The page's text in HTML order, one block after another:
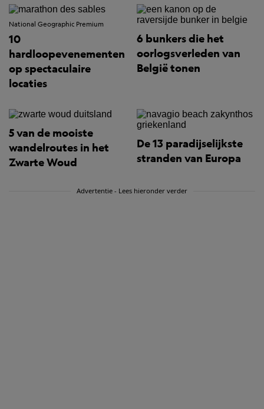
National Geographic Premium
10
hardloopevenementen
op spectaculaire
locaties
6 bunkers die het
oorlogsverleden van
België tonen
5 van de mooiste
wandelroutes in het
Zwarte Woud
De 13 paradijselijkste
stranden van Europa
Advertentie - Lees hieronder verder